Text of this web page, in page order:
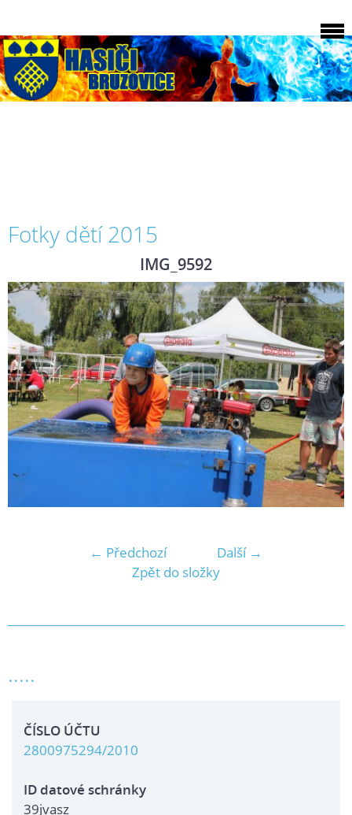
Fotky dětí 2015
IMG_9592
← Předchozí
Další →
Zpět do složky
.....
ČÍSLO ÚČTU
2800975294/2010
ID datové schránky
39jvasz